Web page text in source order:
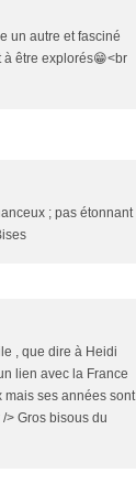
un autre et fasciné
à être explorés😁<br
; pas étonnant
, que dire à Heidi
lien avec la France
mais ses années sont
> Gros bisous du